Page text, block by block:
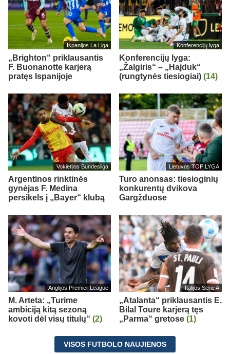
Ispanijos La Liga
„Brighton“ priklausantis
F. Buonanotte karjerą
pratęs Ispanijoje
Konferencijų lyga
Konferencijų lyga:
„Žalgiris“ – „Hajduk“
(rungtynės tiesiogiai) (14)
Vokietijos Bundesliga
Argentinos rinktinės
gynėjas F. Medina
persikels į „Bayer“ klubą
Lietuvos TOP LYGA
Turo anonsas: tiesioginių
konkurentų dvikova
Gargžduose
Anglijos Premier League
M. Arteta: „Turime
ambiciją kitą sezoną
kovoti dėl visų titulų“ (2)
Italijos Serie A
„Atalanta“ priklausantis E.
Bilal Toure karjerą tęs
„Parma“ gretose (1)
VISOS FUTBOLO NAUJIENOS